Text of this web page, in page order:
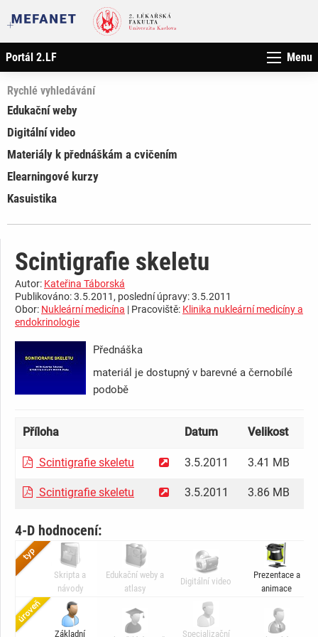
Portál 2.LF Menu
Rychlé vyhledávání
Edukační weby
Digitální video
Materiály k přednáškám a cvičením
Elearningové kurzy
Kasuistika
Scintigrafie skeletu
Autor: Kateřina Táborská
Publikováno: 3.5.2011, poslední úpravy: 3.5.2011
Obor: Nukleární medicína | Pracoviště: Klinika nukleární medicíny a
endokrinologie
Přednáška
materiál je dostupný v barevné a černobílé
podobě
Příloha Datum Velikost
Scintigrafie skeletu 3.5.2011 3.41 MB
Scintigrafie skeletu 3.5.2011 3.86 MB
4-D hodnocení:
Skripta a
návody
Edukační weby a
atlasy
Digitální video
Prezentace a
animace
Základní Specializační